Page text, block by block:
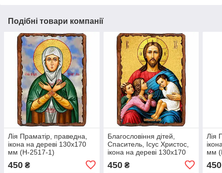
Подібні товари компанії
Лія Праматір, праведна,
ікона на дереві 130х170
мм (Н-2517-1)
450 ₴
Благословіння дітей,
Спаситель, Ісус Христос,
ікона на дереві 130х170
450₴
Лія
мм
450